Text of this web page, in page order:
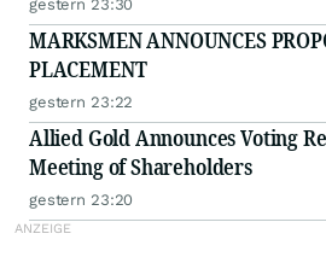
gestern 23:30
MARKSMEN ANNOUNCES
PLACEMENT
gestern 23:22
Allied Gold Announces Voting
Meeting of Shareholders
gestern 23:20